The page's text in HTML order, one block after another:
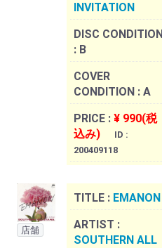
INVITATION
DISC CONDITION
: B
COVER
CONDITION : A
PRICE : ¥ 990(税
込み)
ID :
200409118
店舗
TITLE : EMANON
ARTIST :
SOUTHERN ALL